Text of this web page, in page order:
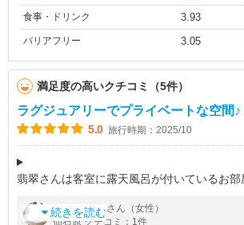
食事・ドリンク 3.93
バリアフリー 3.05
満足度の高いクチコミ（5件）
ラグジュアリーでプライベートな空間♪
5.0 旅行時期：2025/10
翡翠さんは客室に露天風呂が付いているお
浸かるのがおすすめ。
続きを読む
byほんのり さん（女性）
仙石原 クチコミ：1件